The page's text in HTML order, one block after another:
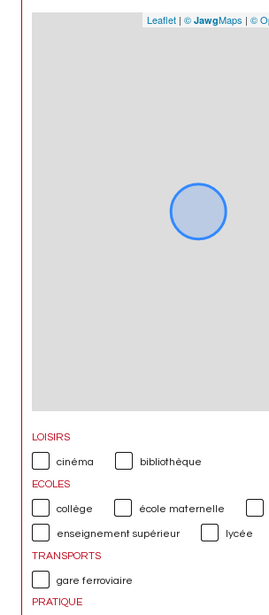
Leaflet | © JawgMaps | ©
LOISIRS
cinéma
bibliothèque
ECOLES
collège école maternelle
enseignement supérieur
lycée
TRANSPORTS
gare ferroviaire
PRATIQUE